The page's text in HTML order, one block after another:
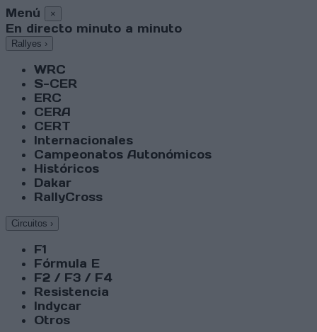
Menú ×
En directo minuto a minuto
Rallyes ›
WRC
S-CER
ERC
CERA
CERT
Internacionales
Campeonatos Autonómicos
Históricos
Dakar
RallyCross
Circuitos ›
F1
Fórmula E
F2 / F3 / F4
Resistencia
Indycar
Otros